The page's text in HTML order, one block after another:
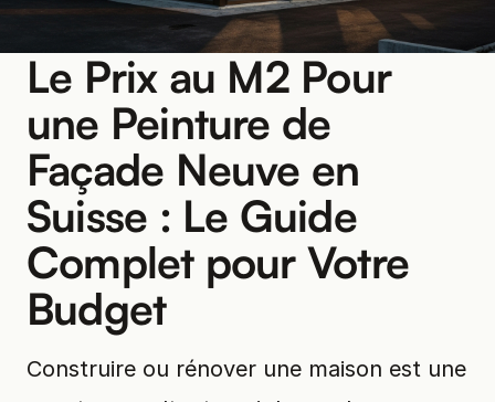
Le Prix au M2 Pour
une Peinture de
Façade Neuve en
Suisse : Le Guide
Complet pour Votre
Budget
Construire ou rénover une maison est une